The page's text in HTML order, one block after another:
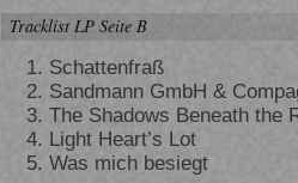
Tracklist LP Seite B
Schattenfraß
Sandmann GmbH &
The Shadows Beneath the
Light Heart’s Lot
Was mich besiegt